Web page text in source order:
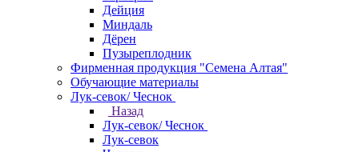
Дейция
Миндаль
Дёрен
Пузыреплодник
Фирменная продукция "Семена Алтая"
Обучающие материалы
Лук-севок/ Чеснок
Назад
Лук-севок/ Чеснок
Лук-севок